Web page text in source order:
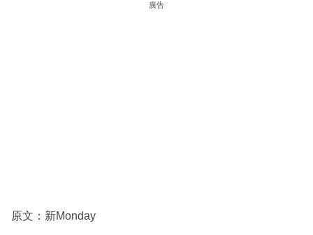
廣告
原文：新Monday